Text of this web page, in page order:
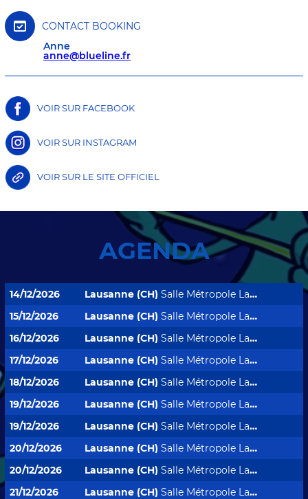
CONTACT BOOKING
Anne
anne@blueline.fr
VOIR SUR FACEBOOK
VOIR SUR INSTAGRAM
VOIR SUR LE SITE OFFICIEL
AGENDA
14/12/2026 Lausanne (CH) Salle Métropole Lausanne
15/12/2026
Lausanne (CH) Salle Métropole Lausanne
16/12/2026
Lausanne (CH) Salle Métropole Lausanne
17/12/2026
Lausanne (CH) Salle Métropole Lausanne
18/12/2026
Lausanne (CH) Salle Métropole Lausanne
19/12/2026
Lausanne (CH) Salle Métropole Lausanne
19/12/2026
Lausanne (CH) Salle Métropole Lausanne
20/12/2026
Lausanne (CH) Salle Métropole Lausanne
20/12/2026
Lausanne (CH) Salle Métropole Lausanne
21/12/2026
Lausanne (CH) Salle Métropole Lausanne